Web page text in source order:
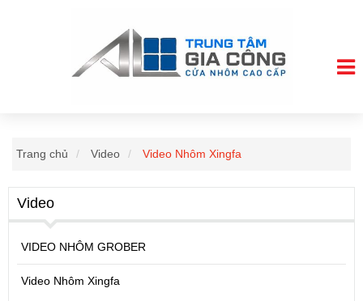
Trang chủ Video Video Nhôm Xingfa
Video
VIDEO NHÔM GROBER
Video Nhôm Xingfa